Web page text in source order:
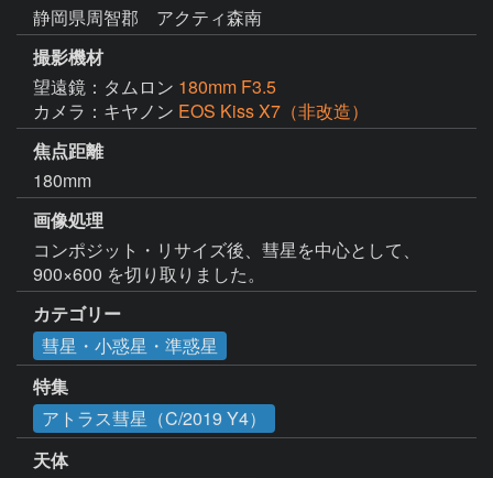
静岡県周智郡 アクティ森南
撮影機材
望遠鏡：タムロン 180mm F3.5
カメラ：キヤノン EOS Kiss X7（非改造）
焦点距離
180mm
画像処理
コンポジット・リサイズ後、彗星を中心として、
900×600 を切り取りました。
カテゴリー
彗星・小惑星・準惑星
特集
アトラス彗星（C/2019 Y4）
天体